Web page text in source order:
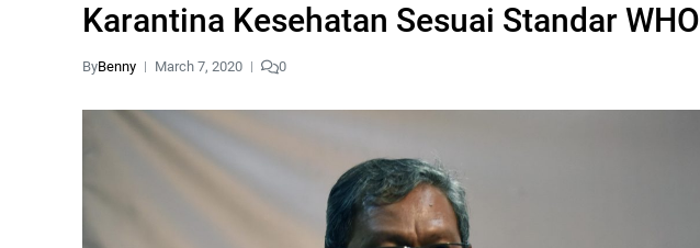
Karantina Kesehatan Sesuai Standar WHO
ByBenny March 7, 2020 0